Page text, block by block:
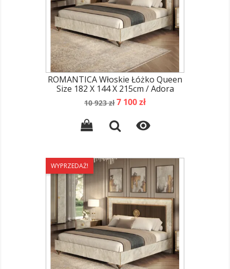
ROMANTICA Włoskie Łóżko Queen
Size 182 X 144 X 215cm / Adora
Cena
10 923 zł Cena
7 100 zł

WYPRZEDAŻ!